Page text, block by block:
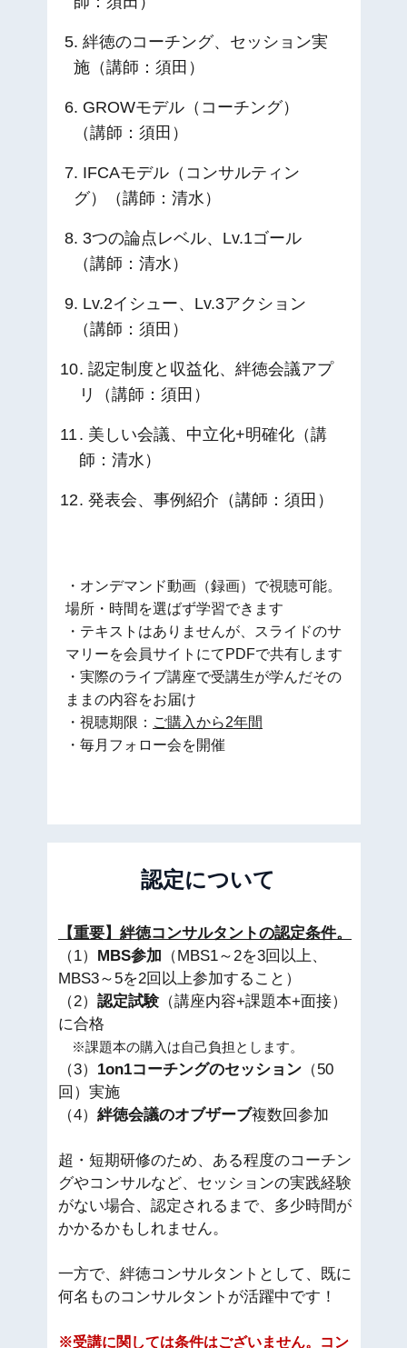
5. 絆徳のコーチング、セッション実
施（講師：須田）
6. GROWモデル（コーチング）
（講師：須田）
7. IFCAモデル（コンサルティン
グ）（講師：清水）
8. 3つの論点レベル、Lv.1ゴール
（講師：清水）
9. Lv.2イシュー、Lv.3アクション
（講師：須田）
10. 認定制度と収益化、絆徳会議アプ
リ（講師：須田）
11. 美しい会議、中立化+明確化（講
師：清水）
12. 発表会、事例紹介（講師：須田）
・オンデマンド動画（録画）で視聴可能。
場所・時間を選ばず学習できます
・テキストはありませんが、スライドのサ
マリーを会員サイトにてPDFで共有します
・実際のライブ講座で受講生が学んだその
ままの内容をお届け
・視聴期限： ご購入から2年間
・毎月フォロー会を開催
認定について
【重要】絆徳コンサルタントの認定条件。
（1） MBS参加 （MBS1～2を3回以上、
MBS3～5を2回以上参加すること）
（2） 認定試験（講座内容+課題本+面接）
に合格
※課題本の購入は自己負担とします。
（3） 1on1コーチングのセッション （50
回）実施
（4） 絆徳会議のオブザーブ複数回参加
超・短期研修のため、ある程度のコーチン
グやコンサルなど、セッションの実践経験
がない場合、認定されるまで、多少時間が
かかるかもしれません。
一方で、絆徳コンサルタントとして、既に
何名ものコンサルタントが活躍中です！
※受講に関しては条件はございません。 コン